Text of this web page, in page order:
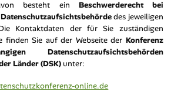
besteht ein Beschwerderecht bei
des jeweiligen
Kontaktdaten der für Sie zuständigen
finden Sie auf der Webseite der Konferenz
Datenschutzaufsichtsbehörden
Länder (DSK) unter:
online.de